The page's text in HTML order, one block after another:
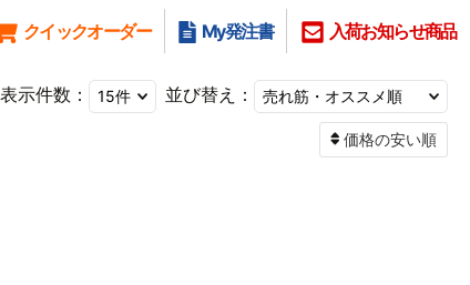
クイックオーダー My発注書 入荷お知らせ商品
表示件数： 並び替え：
価格の安い順